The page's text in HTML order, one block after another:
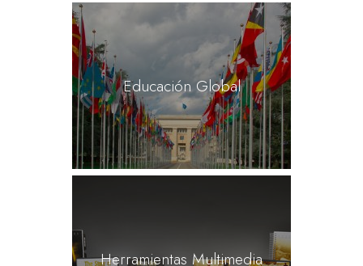
Educación Global
Herramientas Multimedia